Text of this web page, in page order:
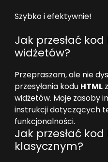
Szybko i efektywnie!
Jak przesłać kod
widżetów?
Przepraszam, ale nie
przesyłania kodu HTML
widżetów. Moje zasoby
instrukcji dotyczących
funkcjonalności.
Jak przesłać
klasycznym?